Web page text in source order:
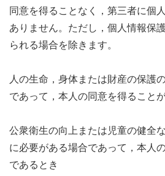
同意を得ることなく，第三者に個
ありません。ただし，個人情報保
られる場合を除きます。
人の生命，身体または財産の保護
であって，本人の同意を得ること
公衆衛生の向上または児童の健全
に必要がある場合であって，本人
であるとき